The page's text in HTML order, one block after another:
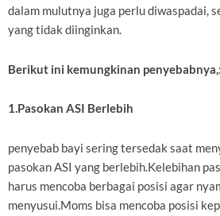
dalam mulutnya juga perlu diwaspadai,
yang tidak diinginkan.
Berikut ini kemungkinan penyebabnya,:
1.Pasokan ASI Berlebih
penyebab bayi sering tersedak saat
pasokan ASI yang berlebih.Kelebihan
harus mencoba berbagai posisi agar
menyusui.Moms bisa mencoba posisi